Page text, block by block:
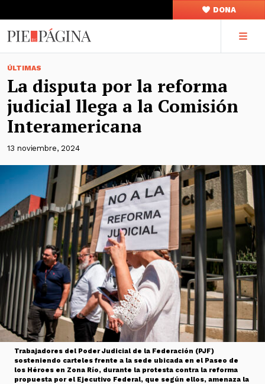
DONA
ÚLTIMAS
La disputa por la reforma
judicial llega a la Comisión
Interamericana
13 noviembre, 2024
Trabajadores del Poder Judicial de la Federación (PJF)
sosteniendo carteles frente a la sede ubicada en el Paseo de
los Héroes en Zona Río, durante la protesta contra la reforma
propuesta por el Ejecutivo Federal, que según ellos, amenaza la